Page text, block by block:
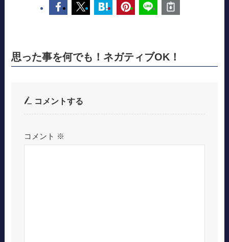
思った事を何でも！ネガティブOK！
コメントする
コメント ※